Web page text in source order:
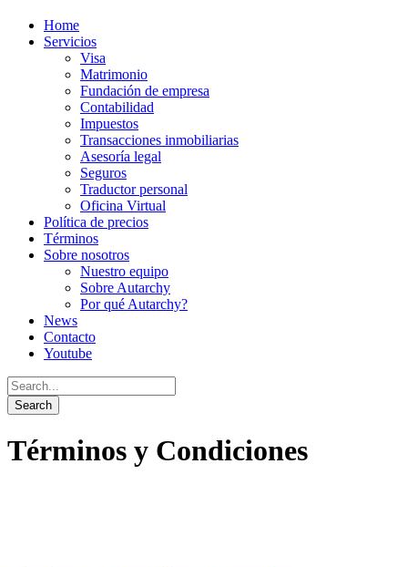
Home
Servicios
Visa
Matrimonio
Fundación de empresa
Contabilidad
Impuestos
Transacciones inmobiliarias
Asesoría legal
Seguros
Traductor personal
Oficina Virtual
Política de precios
Términos
Sobre nosotros
Nuestro equipo
Sobre Autarchy
Por qué Autarchy?
News
Contacto
Youtube
Términos y Condiciones